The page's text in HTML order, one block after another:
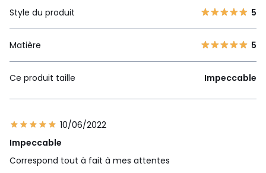
Style du produit 5
Matière 5
Ce produit taille Impeccable
10/06/2022
Impeccable
Correspond tout à fait à mes attentes